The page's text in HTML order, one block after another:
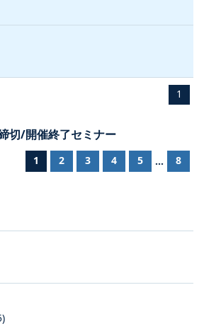
1
切/開催終了セミナー
1 2 3 4 5 ... 8